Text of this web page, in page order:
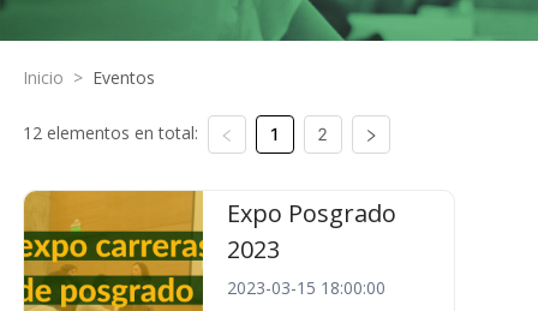
Inicio > Eventos
12 elementos en total: 1 2
Expo Posgrado
2023
2023-03-15 18:00:00